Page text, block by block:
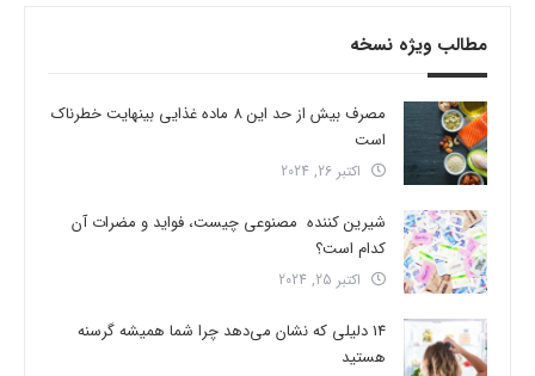
مطالب ویژه نسخه
مصرف بیش از حد این 8 ماده غذایی بینهایت خطرناک
است
اکتبر 26, 2024
شیرین کننده مصنوعی چیست، فواید و مضرات آن
کدام است؟
اکتبر 25, 2024
14 دلیلی که نشان می‌دهد چرا شما همیشه گرسنه
هستید